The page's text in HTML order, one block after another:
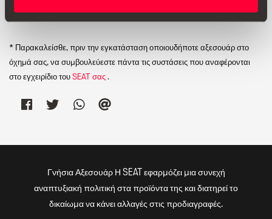
* Παρακαλείσθε, πριν την εγκατάσταση οποιουδήποτε αξεσουάρ στο
όχημά σας, να συμβουλεύεστε πάντα τις συστάσεις που αναφέρονται
στο εγχειρίδιο τουSEAT σας.
Γνήσια Αξεσουάρ Η SEAT εφαρμόζει μια συνεχή
αναπτυξιακή πολιτική στα προϊόντα της και διατηρεί το
δικαίωμα να κάνει αλλαγές στις προδιαγραφές.